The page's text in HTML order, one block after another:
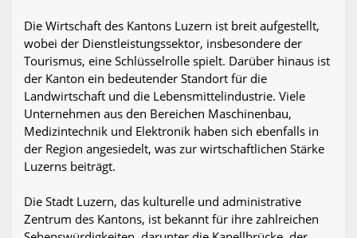
Die Wirtschaft des Kantons Luzern ist breit aufgestellt,
wobei der Dienstleistungssektor, insbesondere der
Tourismus, eine Schlüsselrolle spielt. Darüber hinaus ist
der Kanton ein bedeutender Standort für die
Landwirtschaft und die Lebensmittelindustrie. Viele
Unternehmen aus den Bereichen Maschinenbau,
Medizintechnik und Elektronik haben sich ebenfalls in
der Region angesiedelt, was zur wirtschaftlichen Stärke
Luzerns beiträgt.
Die Stadt Luzern, das kulturelle und administrative
Zentrum des Kantons, ist bekannt für ihre zahlreichen